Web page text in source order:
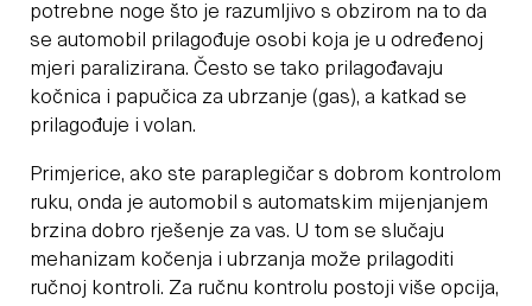
potrebne noge što je razumljivo s obzirom na to da
se automobil prilagođuje osobi koja je u određenoj
mjeri paralizirana. Često se tako prilagođavaju
kočnica i papučica za ubrzanje (gas), a katkad se
prilagođuje i volan.
Primjerice, ako ste paraplegičar s dobrom kontrolom
ruku, onda je automobil s automatskim mijenjanjem
brzina dobro rješenje za vas. U tom se slučaju
mehanizam kočenja i ubrzanja može prilagoditi
ručnoj kontroli. Za ručnu kontrolu postoji više opcija,